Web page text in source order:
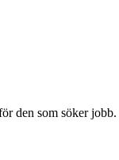
den som söker jobb.